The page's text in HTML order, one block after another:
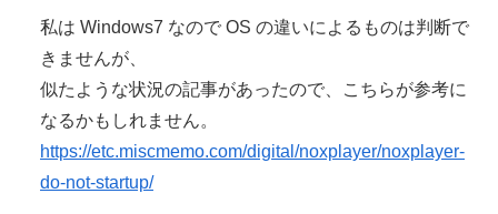
私は Windows7 なので OS の違いによるものは判断で
きませんが、
似たような状況の記事があったので、こちらが参考に
なるかもしれません。
https://etc.miscmemo.com/digital/noxplayer/noxplayer-
do-not-startup/